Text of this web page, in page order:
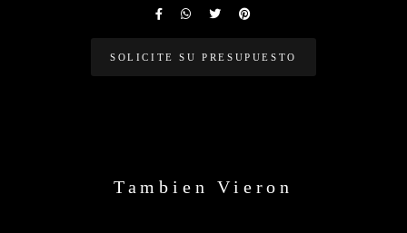
SOLICITE SU PRESUPUESTO
Tambien Vieron